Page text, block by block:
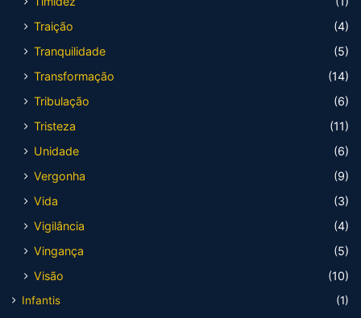
Traição
(4)
Tranquilidade
(5)
Transformação
(14)
Tribulação
(6)
Tristeza
(11)
Unidade
(6)
Vergonha
(9)
Vida
(3)
Vigilância
(4)
Vingança
(5)
Visão
(10)
Infantis
(1)